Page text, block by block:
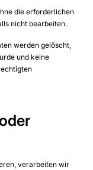
die erforderlichen
nicht bearbeiten.
werden gelöscht,
und keine
verarbeiten wir